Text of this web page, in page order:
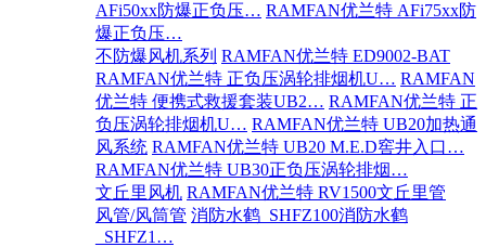
AFi50xx防爆正负压… RAMFAN优兰特 AFi75xx防
爆正负压…
不防爆风机系列 RAMFAN优兰特 ED9002-BAT
RAMFAN优兰特 正负压涡轮排烟机U… RAMFAN
优兰特 便携式救援套装UB2… RAMFAN优兰特 正
负压涡轮排烟机U… RAMFAN优兰特 UB20加热通
风系统 RAMFAN优兰特 UB20 M.E.D窖井入口…
RAMFAN优兰特 UB30正负压涡轮排烟…
文丘里风机 RAMFAN优兰特 RV1500文丘里管
风管/风筒管 消防水鹤_SHFZ100消防水鹤
_SHFZ1…